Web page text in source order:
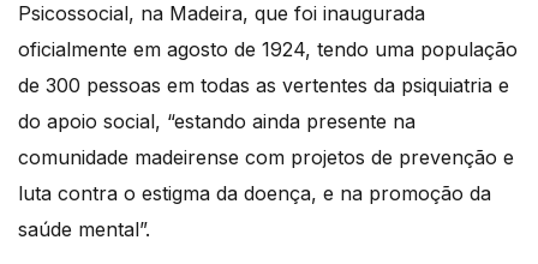
Psicossocial, na Madeira, que foi inaugurada
oficialmente em agosto de 1924, tendo uma população
de 300 pessoas em todas as vertentes da psiquiatria e
do apoio social, “estando ainda presente na
comunidade madeirense com projetos de prevenção e
luta contra o estigma da doença, e na promoção da
saúde mental”.